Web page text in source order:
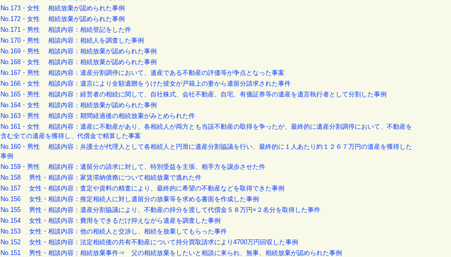
No.173・女性 相続放棄が認められた事例
No.172・女性 相続放棄が認められた事例
No.171・男性 相談内容：相続登記をした件
No.170・男性 相談内容：相続人を調査した事例
No.169・男性 相談内容：相続放棄が認められた事例
No.168・女性 相談内容：相続放棄が認められた事例
No.167・男性 相談内容：遺産分割調停において、遺産である不動産の評価等が争点となった事案
No.166・女性 相談内容：遺言により全額遺贈をうけた彼女が戸籍上の妻から遺留分請求された事件
No.165・男性 相談内容：経営者の相続に関して、自社株式、会社不動産、自宅、有価証券等の遺産を遺言執行者として分割した事例
No.164・女性 相談内容：相続放棄が認められた事例
No.163・男性 相談内容：期間経過後の相続放棄がみとめられた件
No.161・女性 相談内容：遺産に不動産があり、各相続人が両方とも当該不動産の取得を争ったが、最終的に遺産分割調停において、不動産を
含む全ての遺産を獲得し、代償金で精算した事案
No.160・男性 相談内容：弁護士が代理人として各相続人と円滑に遺産分割協議を行い、最終的に１人あたり約１２６７万円の遺産を獲得した
事例
No.159・男性 相談内容：遺留分の請求に対して、特別受益を主張、相手方を譲歩させた件
No.158 男性・相談内容：家賃滞納債務について相続放棄で逃れた件
No.157 女性・相談内容：査定や資料の精査により、最終的に希望の不動産などを取得できた事例
No.156 女性・相談内容：推定相続人に対し遺留分の放棄等を求める書面を作成した事例
No.155 男性・相談内容：遺産分割協議により、不動産の持分を渡して代償金５８万円×２名分を取得した事件
No.154 女性・相談内容：費用をできるだけ抑えながら遺産を調査した事例
No.153 女性・相談内容：他の相続人と交渉し、相続を放棄してもらった事件
No.152 女性・相談内容：法定相続後の共有不動産について持分買取請求により4700万円回収した事例
No.151 男性・相談内容：相続放棄事件⇒ 父の相続放棄をしたいと相談に来られ、無事、相続放棄が認められた事例